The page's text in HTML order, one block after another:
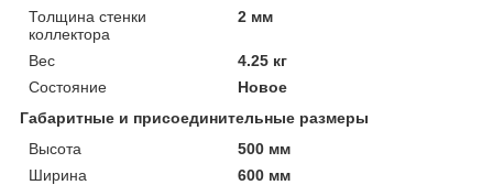
Толщина стенки
коллектора
2 мм
Вес
4.25 кг
Состояние
Новое
Габаритные и присоединительные размеры
Высота
500 мм
Ширина
600 мм